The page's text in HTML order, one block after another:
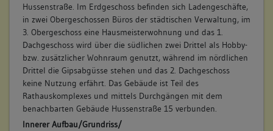
Hussenstraße. Im Erdgeschoss befinden sich Ladengeschäfte,
in zwei Obergeschossen Büros der städtischen Verwaltung, im
3. Obergeschoss eine Hausmeisterwohnung und das 1.
Dachgeschoss wird über die südlichen zwei Drittel als Hobby-
bzw. zusätzlicher Wohnraum genutzt, während im nördlichen
Drittel die Gipsabgüsse stehen und das 2. Dachgeschoss
keine Nutzung erfährt. Das Gebäude ist Teil des
Rathauskomplexes und mittels Durchgängen mit dem
benachbarten Gebäude Hussenstraße 15 verbunden.
Innerer Aufbau/Grundriss/